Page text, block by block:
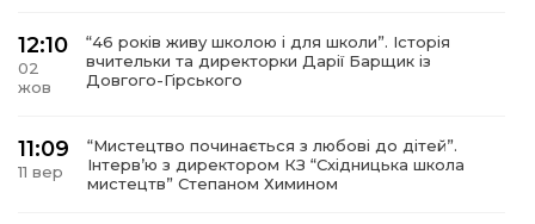
12:10
02
жов
“46 років живу школою і для школи”. Історія
вчительки та директорки Дарії Барщик із
Довгого-Гірського
11:09
11 вер
“Мистецтво починається з любові до дітей”.
Інтерв’ю з директором КЗ “Східницька школа
мистецтв” Степаном Химином